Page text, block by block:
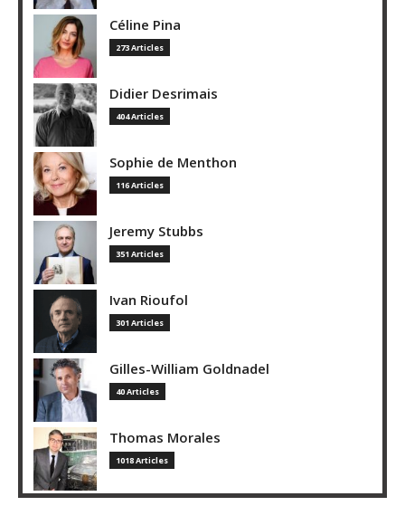
Céline Pina
273 Articles
Didier Desrimais
404 Articles
Sophie de Menthon
116 Articles
Jeremy Stubbs
351 Articles
Ivan Rioufol
301 Articles
Gilles-William Goldnadel
40 Articles
Thomas Morales
1018 Articles